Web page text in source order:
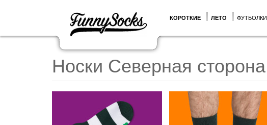
КОРОТКИЕ ЛЕТО ФУТБОЛКИ
Носки Северная сторона